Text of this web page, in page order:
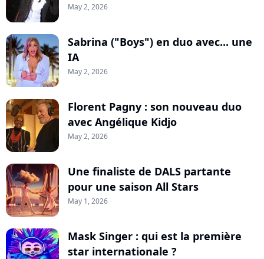
May 2, 2026
Sabrina ("Boys") en duo avec... une
IA
May 2, 2026
Florent Pagny : son nouveau duo
avec Angélique Kidjo
May 2, 2026
Une finaliste de DALS partante
pour une saison All Stars
May 1, 2026
Mask Singer : qui est la première
star internationale ?